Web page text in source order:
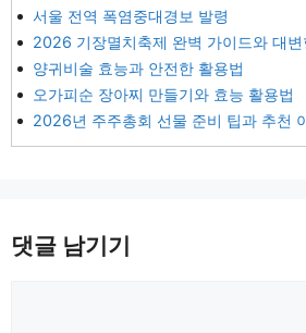
서울 전역 폭염중대경보 발령
2026 기장멸치축제 완벽 가이드와 대변
양귀비술 효능과 안전한 활용법
오가피순 장아찌 만들기와 효능 활용법
2026년 주주총회 선물 준비 팁과 추천
댓글 남기기